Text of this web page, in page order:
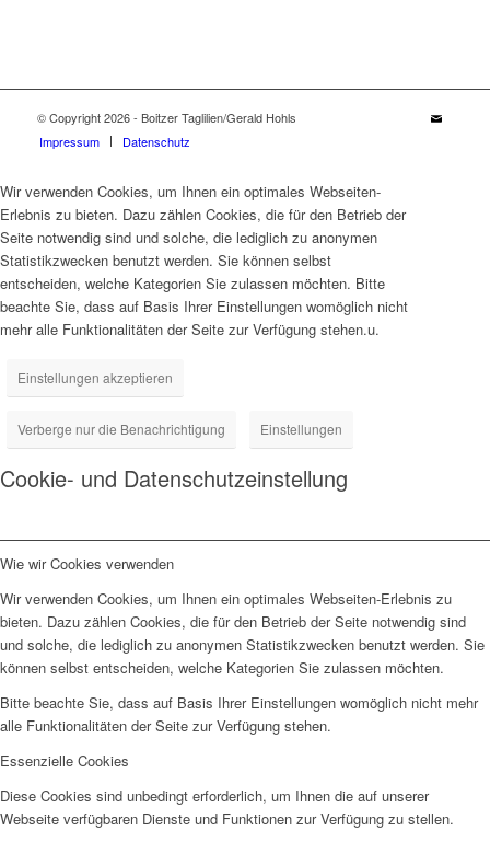
© Copyright 2026 - Boitzer Taglilien/Gerald Hohls
Impressum
Datenschutz
Wir verwenden Cookies, um Ihnen ein optimales Webseiten-
Erlebnis zu bieten. Dazu zählen Cookies, die für den Betrieb der
Seite notwendig sind und solche, die lediglich zu anonymen
Statistikzwecken benutzt werden. Sie können selbst
entscheiden, welche Kategorien Sie zulassen möchten. Bitte
beachte Sie, dass auf Basis Ihrer Einstellungen womöglich nicht
mehr alle Funktionalitäten der Seite zur Verfügung stehen.u.
Einstellungen akzeptieren
Verberge nur die Benachrichtigung Einstellungen
Cookie- und Datenschutzeinstellung
Wie wir Cookies verwenden
Wir verwenden Cookies, um Ihnen ein optimales Webseiten-Erlebnis zu
bieten. Dazu zählen Cookies, die für den Betrieb der Seite notwendig sind
und solche, die lediglich zu anonymen Statistikzwecken benutzt werden. Sie
können selbst entscheiden, welche Kategorien Sie zulassen möchten.
Bitte beachte Sie, dass auf Basis Ihrer Einstellungen womöglich nicht mehr
alle Funktionalitäten der Seite zur Verfügung stehen.
Essenzielle Cookies
Diese Cookies sind unbedingt erforderlich, um Ihnen die auf unserer
Webseite verfügbaren Dienste und Funktionen zur Verfügung zu stellen.